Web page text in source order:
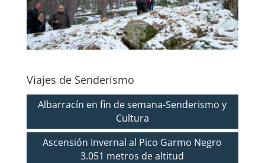
Viajes de Senderismo
Albarracín en fin de semana-Senderismo y
Cultura
Ascensión Invernal al Pico Garmo Negro
3.051 metros de altitud